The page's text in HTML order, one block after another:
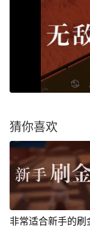
猜你喜欢
非常适合新手的刷